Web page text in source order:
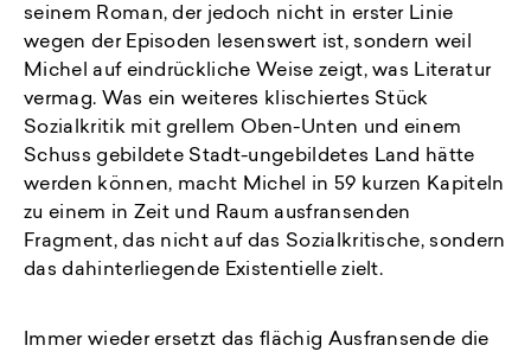
seinem Roman, der jedoch nicht in erster Linie
wegen der Episoden lesenswert ist, sondern weil
Michel auf eindrückliche Weise zeigt, was Literatur
vermag. Was ein weiteres klischiertes Stück
Sozialkritik mit grellem Oben-Unten und einem
Schuss gebildete Stadt-ungebildetes Land hätte
werden können, macht Michel in 59 kurzen Kapiteln
zu einem in Zeit und Raum ausfransenden
Fragment, das nicht auf das Sozialkritische, sondern
das dahinterliegende Existentielle zielt.
Immer wieder ersetzt das flächig Ausfransende die